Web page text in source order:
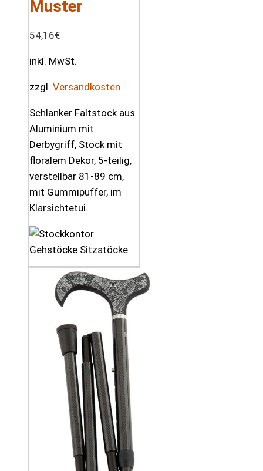
Muster
54,16€
inkl. MwSt.
zzgl. Versandkosten
Schlanker Faltstock aus
Aluminium mit
Derbygriff, Stock mit
floralem Dekor, 5-teilig,
verstellbar 81-89 cm,
mit Gummipuffer, im
Klarsichtetui.